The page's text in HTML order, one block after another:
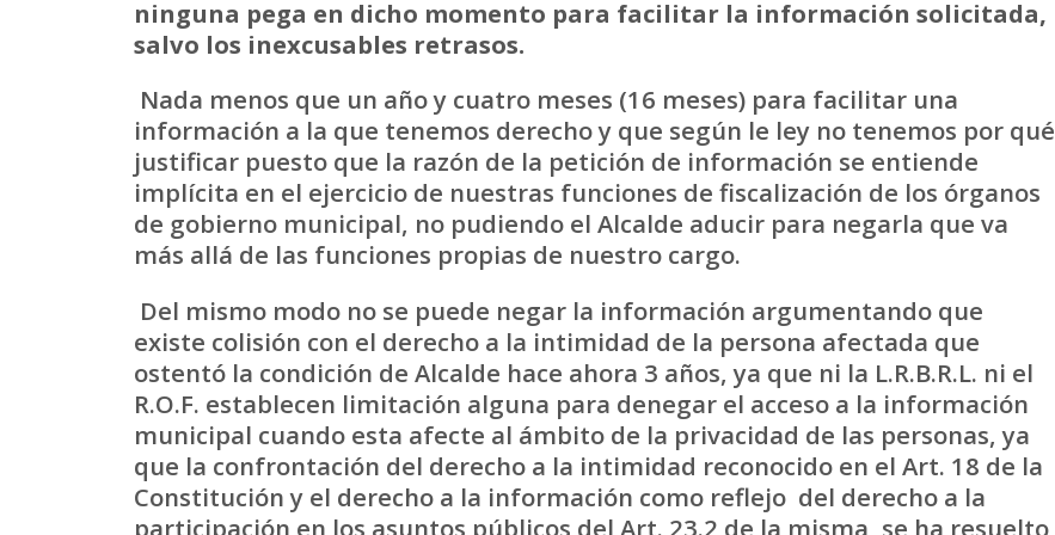
ninguna pega en dicho momento para facilitar la información solicitada,
salvo los inexcusables retrasos.
Nada menos que un año y cuatro meses (16 meses) para facilitar una
información a la que tenemos derecho y que según le ley no tenemos por qué
justificar puesto que la razón de la petición de información se entiende
implícita en el ejercicio de nuestras funciones de fiscalización de los órganos
de gobierno municipal, no pudiendo el Alcalde aducir para negarla que va
más allá de las funciones propias de nuestro cargo.
Del mismo modo no se puede negar la información argumentando que
existe colisión con el derecho a la intimidad de la persona afectada que
ostentó la condición de Alcalde hace ahora 3 años, ya que ni la L.R.B.R.L. ni el
R.O.F. establecen limitación alguna para denegar el acceso a la información
municipal cuando esta afecte al ámbito de la privacidad de las personas, ya
que la confrontación del derecho a la intimidad reconocido en el Art. 18 de la
Constitución y el derecho a la información como reflejo del derecho a la
participación en los asuntos públicos del Art. 23.2 de la misma, se ha resuelto